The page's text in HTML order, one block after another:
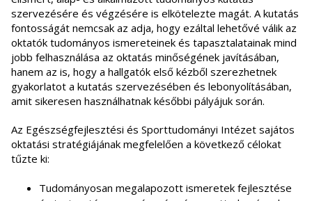
szervezésére és végzésére is elkötelezte magát. A kutatás
fontosságát nemcsak az adja, hogy ezáltal lehetővé válik az
oktatók tudományos ismereteinek és tapasztalatainak mind
jobb felhasználása az oktatás minőségének javításában,
hanem az is, hogy a hallgatók első kézből szerezhetnek
gyakorlatot a kutatás szervezésében és lebonyolításában,
amit sikeresen használhatnak későbbi pályájuk során.
Az Egészségfejlesztési és Sporttudományi Intézet sajátos
oktatási stratégiájának megfelelően a következő célokat
tűzte ki:
Tudományosan megalapozott ismeretek fejlesztése